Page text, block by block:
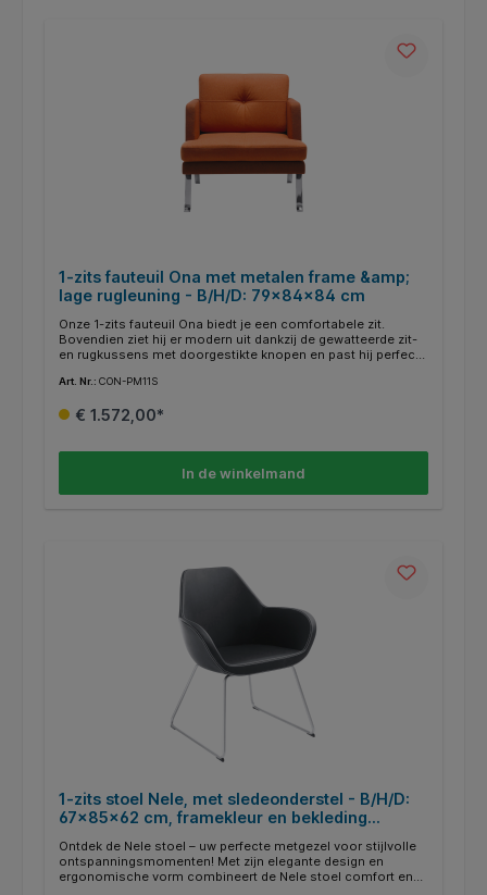
1-zits fauteuil Ona met metalen frame &amp;
lage rugleuning - B/H/D: 79x84x84 cm
Onze 1-zits fauteuil Ona biedt je een comfortabele zit.
Bovendien ziet hij er modern uit dankzij de gewatteerde zit-
en rugkussens met doorgestikte knopen en past hij perfect
De retrostijl geeft je kamers een bijzondere sfeer. Deze
welke verkrijgbaar is in drie kleuren. Kunststof glijders
Art. Nr.: CON-PM11S
€ 1.572,00*
In de winkelmand
1-zits stoel Nele, met sledeonderstel - B/H/D:
67x85x62 cm, framekleur en bekleding
Ontdek de Nele stoel – uw perfecte metgezel voor stijlvolle
ontspanningsmomenten! Met zijn elegante design en
ergonomische vorm combineert de Nele stoel comfort en